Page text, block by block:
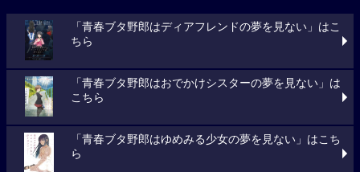
「青春ブタ野郎はディアフレンドの夢を見ない」はこ
ちら
「青春ブタ野郎はおでかけシスターの夢を見ない」は
こちら
「青春ブタ野郎はゆめみる少女の夢を見ない」はこち
ら